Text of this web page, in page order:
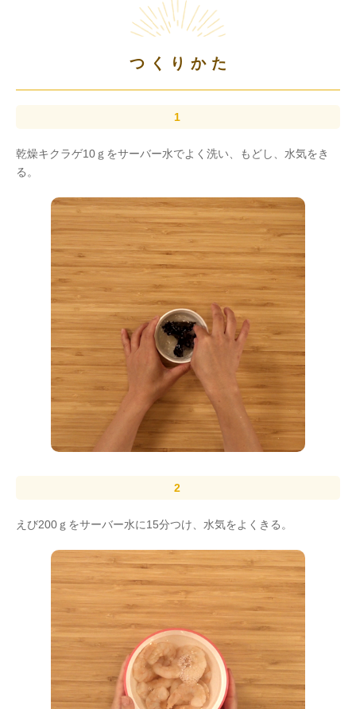
つくりかた
乾燥キクラゲ10ｇをサーバー水でよく洗い、もどし、水気をき
る。
えび200ｇをサーバー水に15分つけ、水気をよくきる。